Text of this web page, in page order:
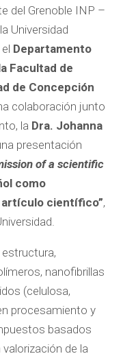
del Grenoble INP –
Universidad
Departamento
Facultad de
de Concepción
colaboración junto
la Dra. Johanna
presentación
of a scientific
como
artículo científico”,
nanofibrillas
(celulosa,
procesamiento y
basados
de la